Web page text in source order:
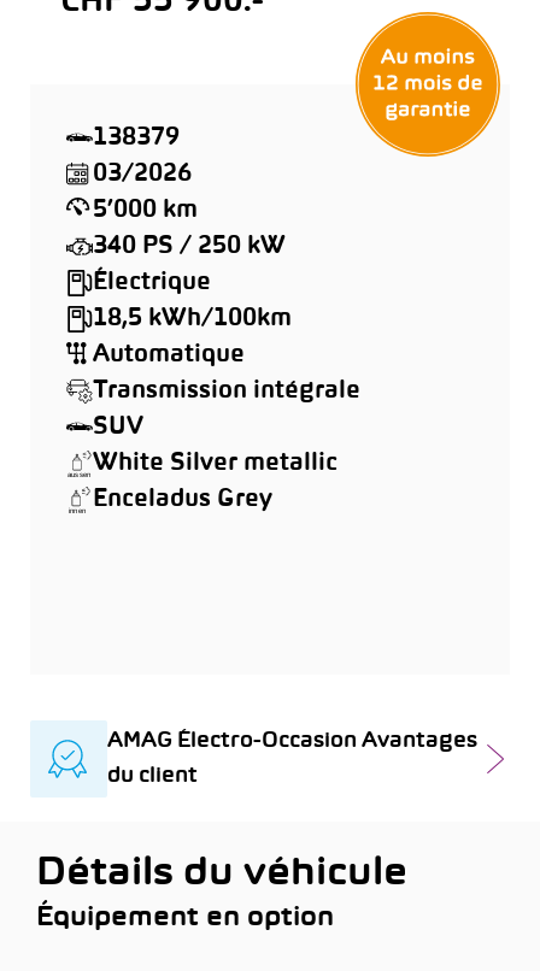
138379
03/2026
5’000 km
340 PS / 250 kW
Électrique
18,5 kWh/100km
Automatique
Transmission intégrale
SUV
White Silver metallic
Enceladus Grey
AMAG Électro-Occasion Avantages
du client
Détails du véhicule
Équipement en option